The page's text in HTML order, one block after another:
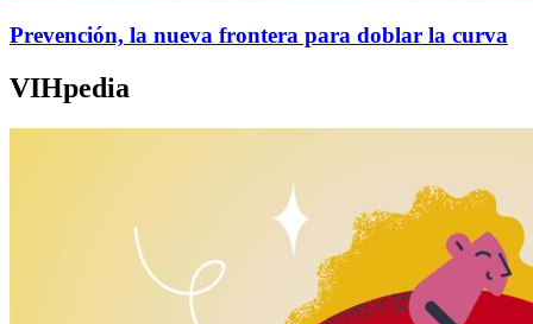
Prevención, la nueva frontera para doblar la curva
VIHpedia